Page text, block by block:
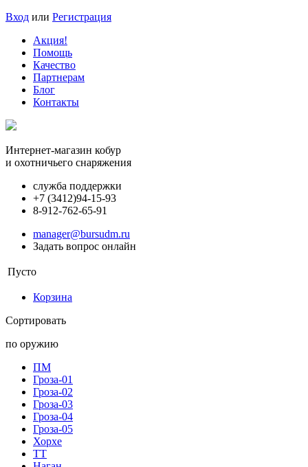
Вход или Регистрация
Акция!
Помощь
Качество
Партнерам
Блог
Контакты
Интернет-магазин кобур
и охотничьего снаряжения
служба поддержки
+7 (3412)94-15-93
8-912-762-65-91
manager@bursudm.ru
Задать вопрос онлайн
Пусто
Корзина
Сортировать
по оружию
ПМ
Гроза-01
Гроза-02
Гроза-03
Гроза-04
Гроза-05
Хорхе
ТТ